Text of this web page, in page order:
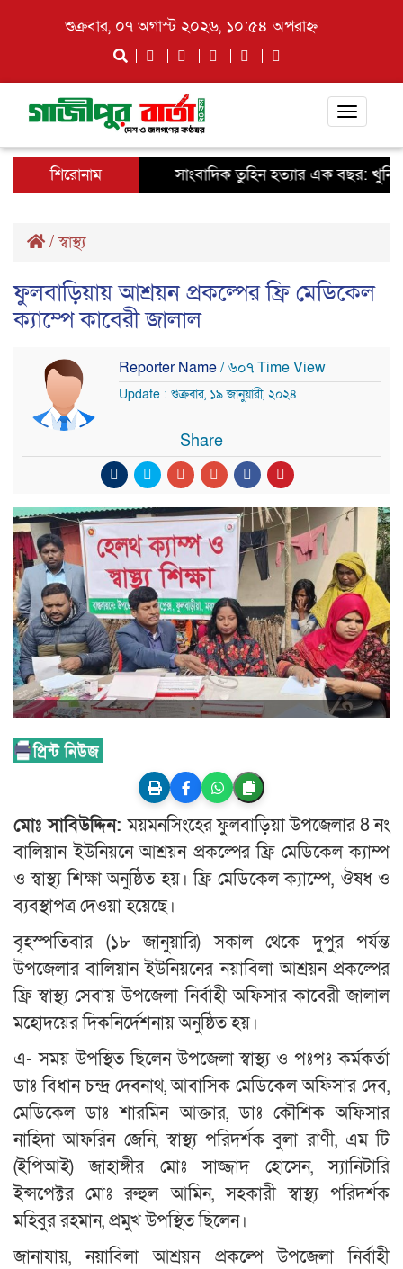
শুক্রবার, ০৭ অগাস্ট ২০২৬, ১০:৫৪ অপরাহ্ন
Toggle
শিরোনাম
সাংবাদিক তুহিন হত্যার এক বছর:
/স্বাস্থ্য
ফুলবাড়িয়ায় আশ্রয়ন প্রকল্পের ফ্রি মেডিকেল
ক্যাম্পে কাবেরী জালাল
Reporter Name/ ৬০৭ Time View
Update : শুক্রবার, ১৯ জানুয়ারী, ২০২৪
Share
মোঃ সাবিউদ্দিন:ময়মনসিংহের ফুলবাড়িয়া উপজেলার 8 নং
বালিয়ান ইউনিয়নে আশ্রয়ন প্রকল্পের ফ্রি মেডিকেল ক্যাম্প
ও স্বাস্থ্য শিক্ষা অনুষ্ঠিত হয়। ফ্রি মেডিকেল ক্যাম্পে, ঔষধ ও
ব্যবস্থাপত্র দেওয়া হয়েছে।
বৃহস্পতিবার (১৮ জানুয়ারি) সকাল থেকে দুপুর পর্যন্ত
উপজেলার বালিয়ান ইউনিয়নের নয়াবিলা আশ্রয়ন প্রকল্পের
ফ্রি স্বাস্থ্য সেবায় উপজেলা নির্বাহী অফিসার কাবেরী জালাল
মহোদয়ের দিকনির্দেশনায় অনুষ্ঠিত হয়।
এ- সময় উপস্থিত ছিলেন উপজেলা স্বাস্থ্য ও পঃপঃ কর্মকর্তা
ডাঃ বিধান চন্দ্র দেবনাথ, আবাসিক মেডিকেল অফিসার দেব,
মেডিকেল ডাঃ শারমিন আক্তার, ডাঃ কৌশিক অফিসার
নাহিদা আফরিন জেনি, স্বাস্থ্য পরিদর্শক বুলা রাণী, এম টি
(ইপিআই) জাহাঙ্গীর মোঃ সাজ্জাদ হোসেন, স্যানিটারি
ইন্সপেক্টর মোঃ রুহুল আমিন, সহকারী স্বাস্থ্য পরিদর্শক
মহিবুর রহমান, প্রমুখ উপস্থিত ছিলেন।
জানাযায়, নয়াবিলা আশ্রয়ন প্রকল্পে উপজেলা নির্বাহী